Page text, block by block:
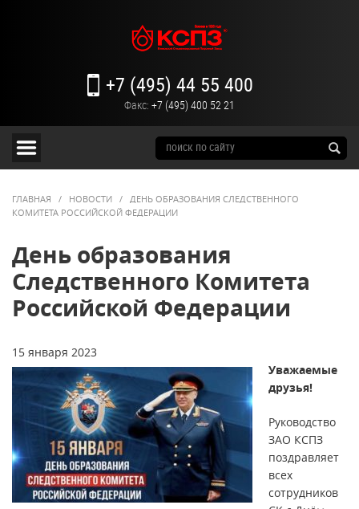
+7 (495) 44 55 400
Факс: +7 (495) 400 52 21
ГЛАВНАЯ / НОВОСТИ /
ДЕНЬ ОБРАЗОВАНИЯ СЛЕДСТВЕННОГО
КОМИТЕТА РОССИЙСКОЙ ФЕДЕРАЦИИ
День образования
Следственного Комитета
Российской Федерации
15 января 2023
Уважаемые
друзья!
Руководство
ЗАО КСПЗ
поздравляет
всех
сотрудников